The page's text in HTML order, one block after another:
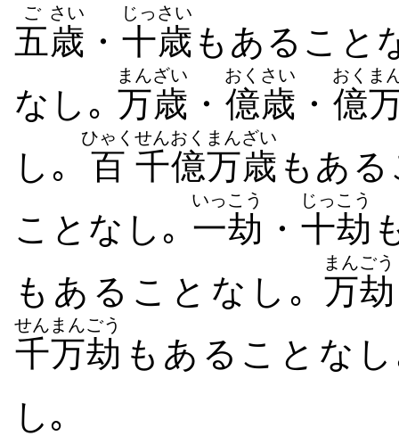
五
ご
歳
さい
・ 十歳
じっさい
もあること
なし｡ 万歳
まんざい
・ 億歳
おくさい
・ 億
おくま
し｡ 百
ひゃく
千億
せんおく
万歳
まんざい
もあ
ことなし｡ 一劫
いっこう
・ 十劫
じっこう
もあることなし｡ 万劫
まんごう
千万
せんまん
劫
ごう
もあることな
し｡